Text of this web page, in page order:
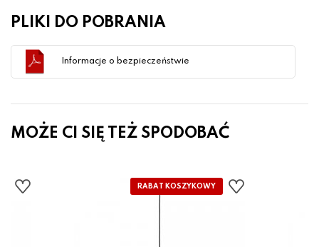
PLIKI DO POBRANIA
Informacje o bezpieczeństwie
MOŻE CI SIĘ TEŻ SPODOBAĆ